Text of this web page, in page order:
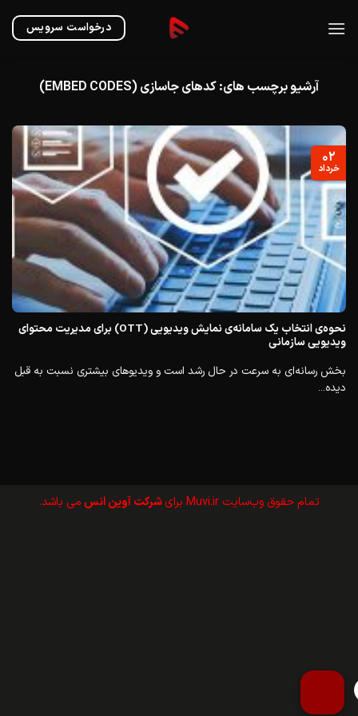
درخواست سرویس
آرشیو برچسب های:کدهای جاسازی (EMBED CODES)
نحوه‌ی انتخاب یک سامانه‌ی نمایش ویدیویی (OTT) برای مدیریت محتوای
ویدیویی سازمانی
بخش رسانه‌ای به سرعت در حال رشد است و ویدیوهای بیشتری نسبت به قبل
دیده...
۰۲
خرداد
تمام حقوق وب‌سايت Muvi.ir برای شرکت آوین انس می باشد.